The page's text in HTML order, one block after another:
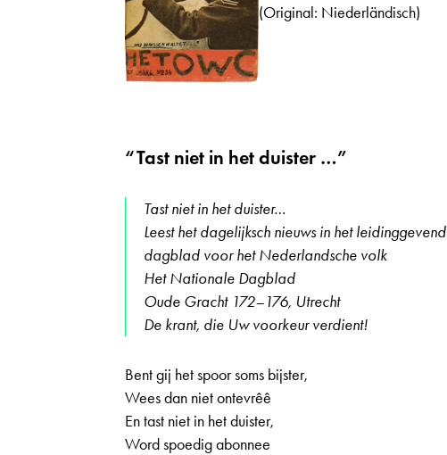
(Original: Niederländisch)
“Tast niet in het duister …”
Tast niet in het duister…
Leest het dagelijksch nieuws in het leidinggevend
dagblad voor het Nederlandsche volk
Het Nationale Dagblad
Oude Gracht 172–176, Utrecht
De krant, die Uw voorkeur verdient!
Bent gij het spoor soms bijster,
Wees dan niet ontevrêê
En tast niet in het duister,
Word spoedig abonnee